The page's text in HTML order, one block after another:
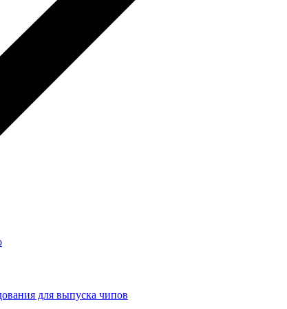
для выпуска чипов